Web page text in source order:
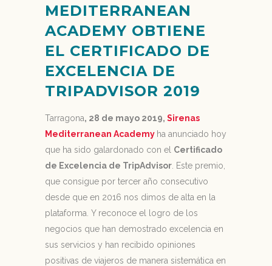
MEDITERRANEAN
ACADEMY OBTIENE
EL CERTIFICADO DE
EXCELENCIA DE
TRIPADVISOR 2019
Tarragona, 28 de mayo 2019, Sirenas
Mediterranean Academy ha anunciado hoy
que ha sido galardonado con el Certificado
de Excelencia de TripAdvisor . Este premio,
que consigue por tercer año consecutivo
desde que en 2016 nos dimos de alta en la
plataforma. Y reconoce el logro de los
negocios que han demostrado excelencia en
sus servicios y han recibido opiniones
positivas de viajeros de manera sistemática en